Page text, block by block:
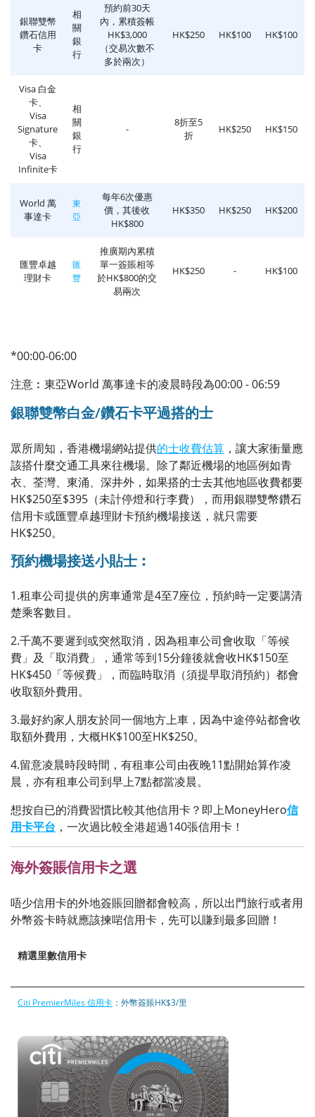
銀聯雙幣
鑽石信用
卡
相
關
銀
行
預約前30天
內，累積簽帳
HK$3,000
（交易次數不
多於兩次）
HK$250 HK$100 HK$100
Visa 白金
卡、
Visa
Signature
卡、
Visa
Infinite卡
相
關
銀
行
-
8折至5
折
HK$250 HK$150
World 萬
事達卡
東
亞
每年6次優惠
價，其後收
HK$800
HK$350 HK$250 HK$200
匯豐卓越
理財卡
匯
豐
推廣期內累積
單一簽賬相等
於HK$800的交
易兩次
HK$250 - HK$100
*00:00-06:00
注意︰東亞World 萬事達卡的凌晨時段為00:00 - 06:59
銀聯雙幣白金/鑽石卡平過搭的士
眾所周知，香港機場網站提供的士收費估算 ，讓大家衝量應
該搭什麼交通工具來往機場。除了鄰近機場的地區例如青
衣、荃灣、東涌、深井外，如果搭的士去其他地區收費都要
HK$250至$395（未計停燈和行李費），而用銀聯雙幣鑽石
信用卡或匯豐卓越理財卡預約機場接送，就只需要
HK$250。
預約機場接送小貼士︰
1.租車公司提供的房車通常是4至7座位，預約時一定要講清
楚乘客數目。
2.千萬不要遲到或突然取消，因為租車公司會收取「等候
費」及「取消費」，通常等到15分鐘後就會收HK$150至
HK$450「等候費」，而臨時取消（須提早取消預約）都會
收取額外費用。
3.最好約家人朋友於同一個地方上車，因為中途停站都會收
取額外費用，大概HK$100至HK$250。
4.留意凌晨時段時間，有租車公司由夜晚11點開始算作凌
晨，亦有租車公司到早上7點都當凌晨。
想按自已的消費習慣比較其他信用卡？即上MoneyHero信
用卡平台 ，一次過比較全港超過140張信用卡！
海外簽賬信用卡之選
唔少信用卡的外地簽賬回贈都會較高，所以出門旅行或者用
外幣簽卡時就應該揀啱信用卡，先可以賺到最多回贈！
精選里數信用卡
Citi PremierMiles 信用卡 ：外幣簽賬HK$3/里